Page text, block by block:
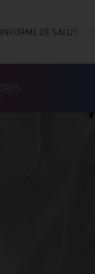
DE SALUT